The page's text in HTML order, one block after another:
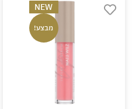
NEW
מבצע!